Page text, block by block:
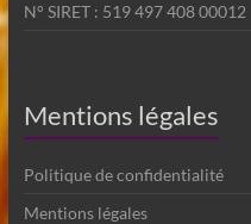
N° SIRET : 519 497 408 00012
Mentions légales
Politique de confidentialité
Mentions légales